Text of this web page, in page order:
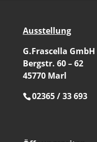
Ausstellung
G.Frascella GmbH
Bergstr. 60 – 62
45770 Marl
02365 / 33 693